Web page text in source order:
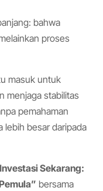
bahwa
proses
masuk untuk
menjaga stabilitas
pemahaman
lebih besar daripada
Sekarang:
bersama